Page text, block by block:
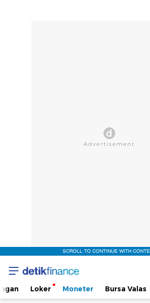
SCROLL TO CONTINUE WITH
Loker Moneter Bursa Valas